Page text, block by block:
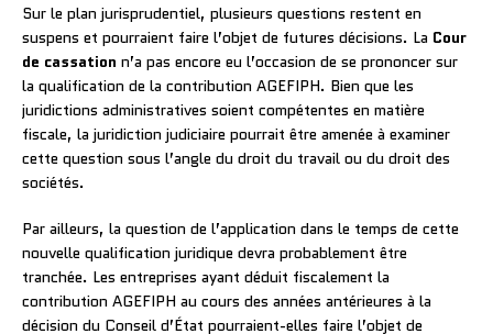
Sur le plan jurisprudentiel, plusieurs questions restent en
suspens et pourraient faire l’objet de futures décisions. La Cour
de cassation n’a pas encore eu l’occasion de se prononcer sur
la qualification de la contribution AGEFIPH. Bien que les
juridictions administratives soient compétentes en matière
fiscale, la juridiction judiciaire pourrait être amenée à examiner
cette question sous l’angle du droit du travail ou du droit des
sociétés.
Par ailleurs, la question de l’application dans le temps de cette
nouvelle qualification juridique devra probablement être
tranchée. Les entreprises ayant déduit fiscalement la
contribution AGEFIPH au cours des années antérieures à la
décision du Conseil d’État pourraient-elles faire l’objet de